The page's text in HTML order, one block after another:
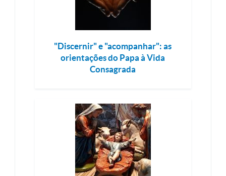
"Discernir" e "acompanhar": as
orientações do Papa à Vida
Consagrada